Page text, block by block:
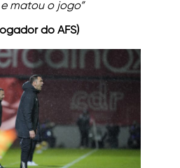
matou o jogo”
do AFS)